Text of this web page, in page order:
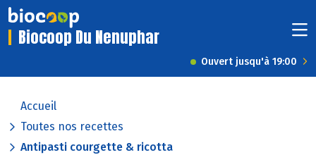
Biocoop Du Nenuphar
Ouvert jusqu'à 19:00
Accueil
Toutes nos recettes
Antipasti courgette & ricotta